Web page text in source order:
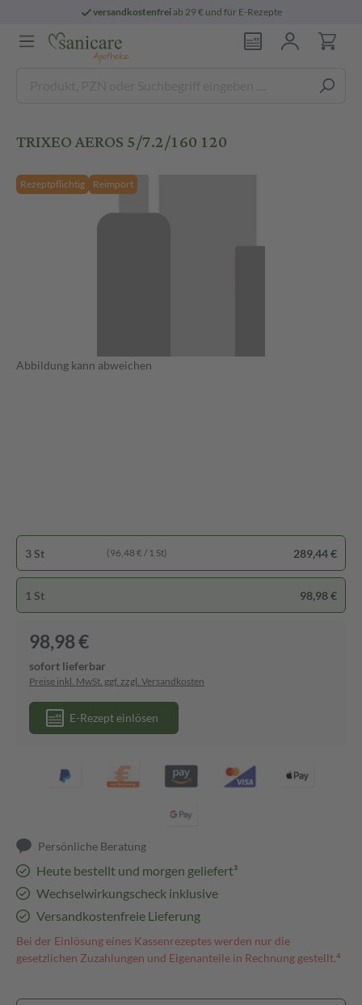
versandkostenfreiab 29 € und für E-Rezepte
TRIXEO AEROS 5/7.2/160 120
Rezeptpflichtig Reimport
Abbildung kann abweichen
3 St (96,48 € / 1 St) 289,44 €
1 St 98,98 €
98,98 €
sofort lieferbar
Preise inkl. MwSt. ggf. zzgl. Versandkosten
E-Rezept einlösen
Persönliche Beratung
Heute bestellt und morgen geliefert³
Wechselwirkungscheck inklusive
Versandkostenfreie Lieferung
Bei der Einlösung eines Kassenrezeptes werden nur die
gesetzlichen Zuzahlungen und Eigenanteile in Rechnung gestellt.⁴